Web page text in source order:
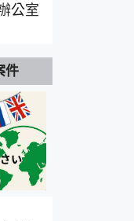
公室
件